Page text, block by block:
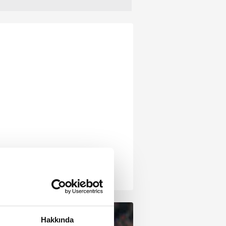
Hakkında